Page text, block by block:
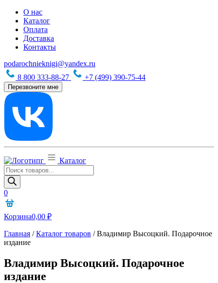
О нас
Каталог
Оплата
Доставка
Контакты
podarochnieknigi@yandex.ru
8 800 333-88-27
+7 (499) 390-75-44
Перезвоните мне
Каталог
Поиск
товаров
0
Корзина0,00 ₽
Главная /Каталог товаров /Владимир Высоцкий. Подарочное
издание
Владимир Высоцкий. Подарочное
издание